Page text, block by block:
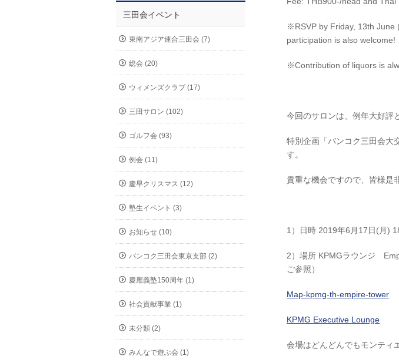
※RSVP by Friday, 13th June
participation is also welcome!
※Contribution of liquors is
今回のサロンは、例年大好評
特別企画「バンコク三田会大
す。
貴重な機会ですので、皆様是
1）日時 2019年6月17日(月)
2）場所 KPMGラウンジ
ご参照）
Map-kpmg-th-empire-tower
KPMG Executive Lounge
会場はどんどんでもモンティ
三田会イベント
東南アジア連合三田会 (7)
総会 (20)
ウィメンズクラブ (17)
三田サロン (102)
ゴルフ会 (93)
例会 (11)
慶早クリスマス (12)
塾生イベント (3)
お知らせ (10)
バンコク三田会東京支部 (2)
慶應義塾150周年 (1)
社会貢献事業 (1)
未分類 (2)
みんなで遊ぶ会 (1)